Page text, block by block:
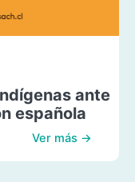
ante
española
Ver más →